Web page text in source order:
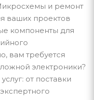
и ремонт
ваших проектов
компоненты для
вам требуется
электроники?
от поставки